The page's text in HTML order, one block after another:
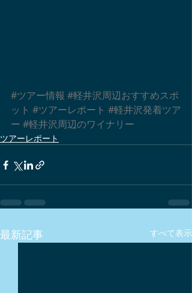
#ツアー情報 #軽井沢周辺おすすめスポ
ット #ツアーレポート #軽井沢発着ツア
ー #軽井沢周辺のワイナリー
ツアーレポート
最新記事 すべて表示